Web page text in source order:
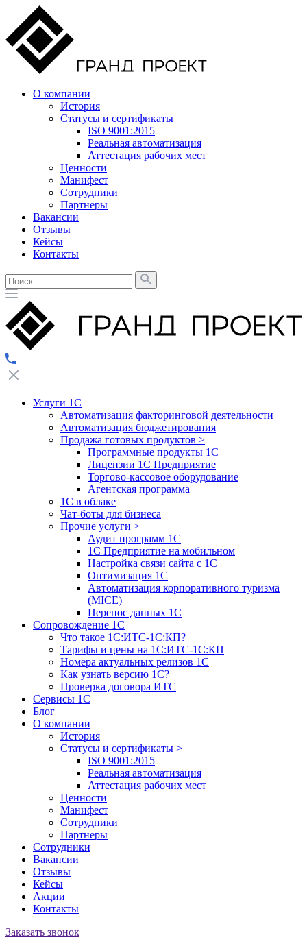
О компании
История
Статусы и сертификаты
ISO 9001:2015
Реальная автоматизация
Аттестация рабочих мест
Ценности
Манифест
Сотрудники
Партнеры
Вакансии
Отзывы
Кейсы
Контакты
Услуги 1С
Автоматизация факторинговой деятельности
Автоматизация бюджетирования
Продажа готовых продуктов >
Программные продукты 1С
Лицензии 1С Предприятие
Торгово-кассовое оборудование
Агентская программа
1С в облаке
Чат-боты для бизнеса
Прочие услуги >
Аудит программ 1С
1С Предприятие на мобильном
Настройка связи сайта с 1С
Оптимизация 1С
Автоматизация корпоративного туризма
(MICE)
Перенос данных 1С
Сопровождение 1С
Что такое 1С:ИТС-1С:КП?
Тарифы и цены на 1С:ИТС-1С:КП
Номера актуальных релизов 1С
Как узнать версию 1С?
Проверка договора ИТС
Сервисы 1С
Блог
О компании
История
Статусы и сертификаты >
ISO 9001:2015
Реальная автоматизация
Аттестация рабочих мест
Ценности
Манифест
Сотрудники
Партнеры
Сотрудники
Вакансии
Отзывы
Кейсы
Акции
Контакты
Заказать звонок